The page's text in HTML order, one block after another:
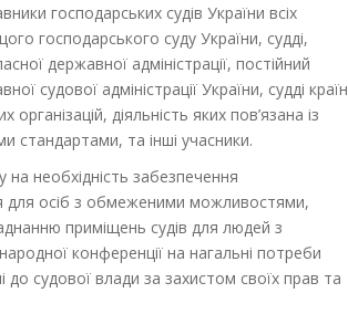
господарських судів України всіх
господарського суду України, судді,
державної адміністрації, постійний
судової адміністрації України, судді країн
діяльність яких пов’язана із
стандартами, та інші учасники.
на необхідність забезпечення
для осіб з обмеженими можливостями,
приміщень судів для людей з
конференції на нагальні потреби
судової влади за захистом своїх прав та